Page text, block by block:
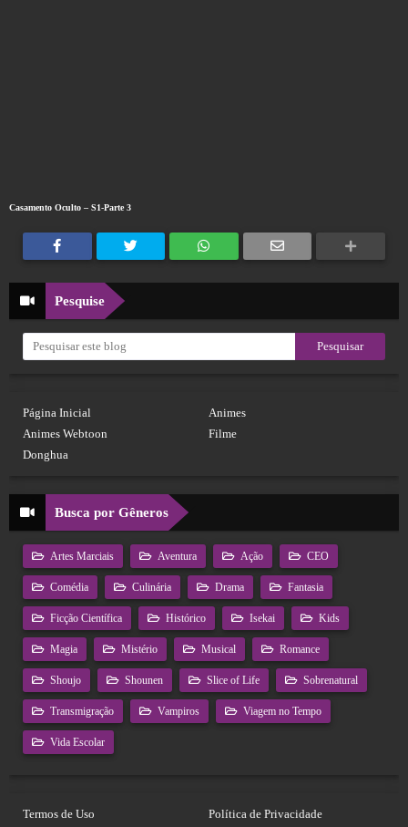
Casamento Oculto – S1-Parte 3
Pesquise
Página Inicial
Animes
Animes Webtoon
Filme
Donghua
Busca por Gêneros
Artes Marciais Aventura Ação CEO
Comédia Culinária Drama Fantasia
Ficção Científica Histórico Isekai Kids
Magia Mistério Musical Romance
Shoujo Shounen Slice of Life Sobrenatural
Transmigração Vampiros Viagem no Tempo
Vida Escolar
Termos de Uso Política de Privacidade